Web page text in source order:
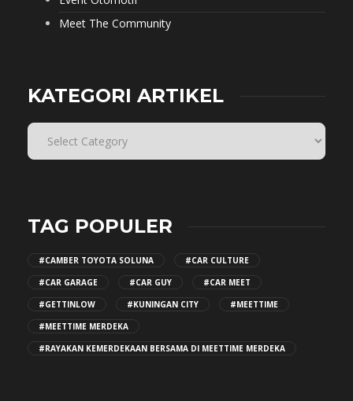
Meet The Community
KATEGORI ARTIKEL
TAG POPULER
#CAMBER TOYOTA SOLUNA
#CAR CULTURE
#CAR GARAGE
#CAR GUY
#CAR MEET
#GETTINLOW
#KUNINGAN CITY
#MEETTIME
#MEETTIME MERDEKA
#RAYAKAN KEMERDEKAAN BERSAMA DI MEETTIME MERDEKA